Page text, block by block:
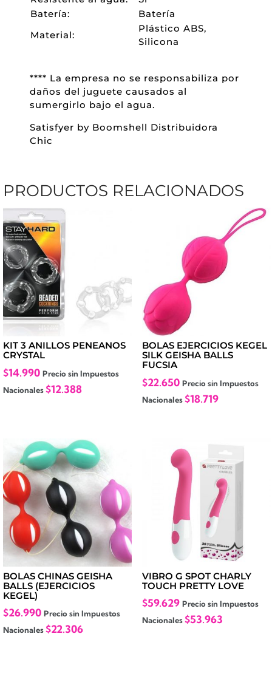
Batería:
Batería
Material:
Plástico ABS,
Silicona
**** La empresa no se responsabiliza por
daños del juguete causados al
sumergirlo bajo el agua.
Satisfyer by Boomshell Distribuidora
Chic
PRODUCTOS RELACIONADOS
KIT 3 ANILLOS PENEANOS
CRYSTAL
$14.990 Precio sin Impuestos
Nacionales$12.388
BOLAS EJERCICIOS KEGEL
SILK GEISHA BALLS
FUCSIA
$22.650 Precio sin Impuestos
Nacionales$18.719
BOLAS CHINAS GEISHA
BALLS (EJERCICIOS
KEGEL)
$26.990 Precio sin Impuestos
Nacionales$22.306
VIBRO G SPOT CHARLY
TOUCH PRETTY LOVE
$59.629 Precio sin Impuestos
Nacionales$53.963